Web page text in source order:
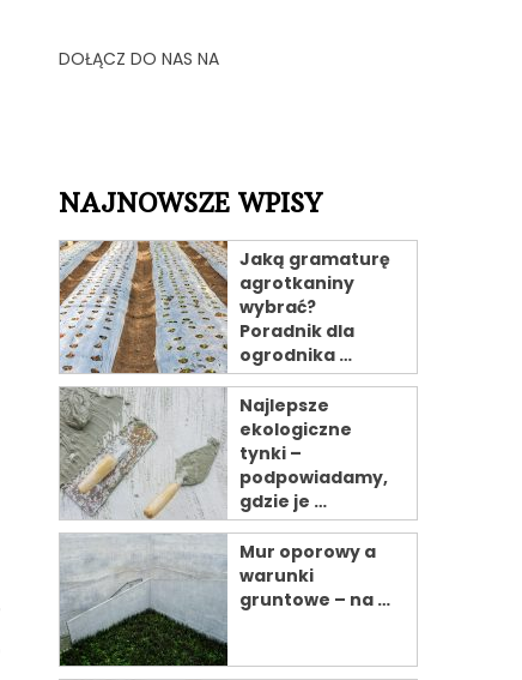
DOŁĄCZ DO NAS NA
NAJNOWSZE WPISY
Jaką gramaturę
agrotkaniny
wybrać?
Poradnik dla
ogrodnika …
Najlepsze
ekologiczne
tynki –
podpowiadamy,
gdzie je …
Mur oporowy a
warunki
gruntowe – na …